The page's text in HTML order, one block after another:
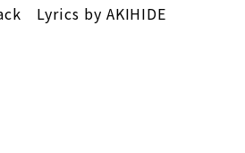
Lyrics by AKIHIDE